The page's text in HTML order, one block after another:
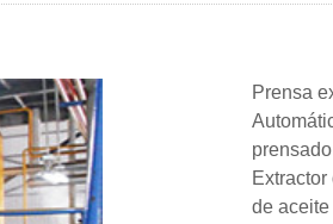
Prensa
Extractor
de